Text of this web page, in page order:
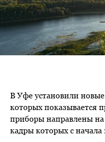
В Уфе установили
которых показывается
приборы направлены на
кадры которых с начала